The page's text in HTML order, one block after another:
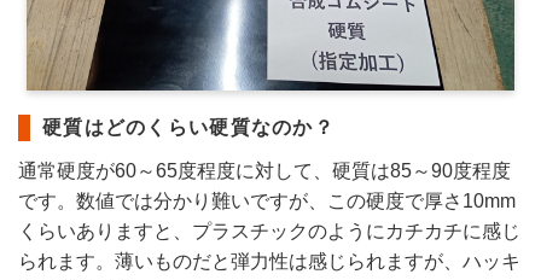
硬質はどのくらい硬質なのか？
通常硬度が60～65度程度に対して、硬質は85～90度程度
です。数値では分かり難いですが、この硬度で厚さ10mm
くらいありますと、プラスチックのようにカチカチに感じ
られます。薄いものだと弾力性は感じられますが、ハッキ